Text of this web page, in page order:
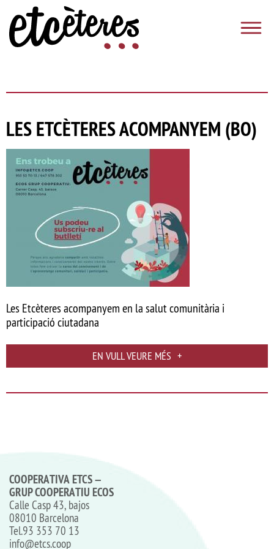
Saltar al contenido
Etcèteres
LES ETCÈTERES ACOMPANYEM (BO)
Les Etcèteres acompanyem en la salut comunitària i
participació ciutadana
EN VULL VEURE MÉS +
COOPERATIVA ETCS –
GRUP COOPERATIU ECOS
Calle Casp 43, bajos
08010 Barcelona
Tel.93 353 70 13
info@etcs.coop